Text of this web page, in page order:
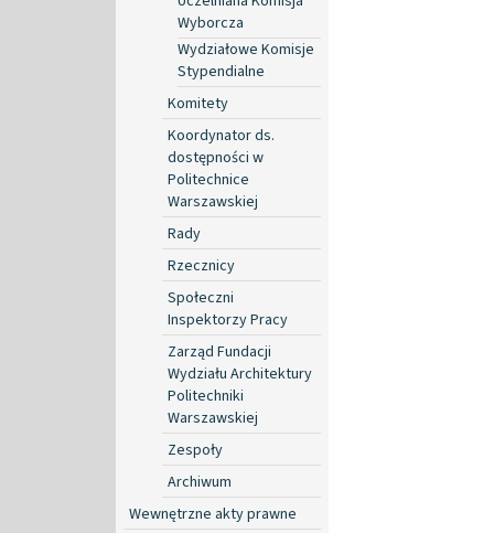
Wyborcza
Wydziałowe Komisje
Stypendialne
Komitety
Koordynator ds.
dostępności w
Politechnice
Warszawskiej
Rady
Rzecznicy
Społeczni
Inspektorzy Pracy
Zarząd Fundacji
Wydziału Architektury
Politechniki
Warszawskiej
Zespoły
Archiwum
Wewnętrzne akty prawne